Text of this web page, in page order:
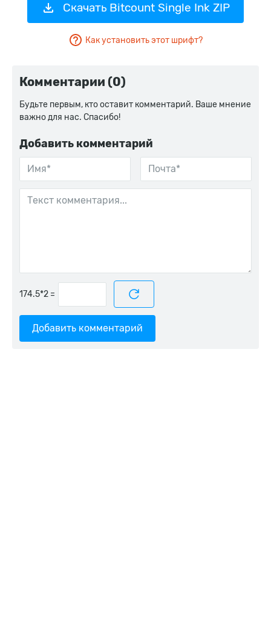
Скачать Bitcount Single Ink ZIP
Как установить этот шрифт?
Комментарии (0)
Будьте первым, кто оставит комментарий. Ваше мнение
важно для нас. Спасибо!
Добавить комментарий
=
Добавить комментарий